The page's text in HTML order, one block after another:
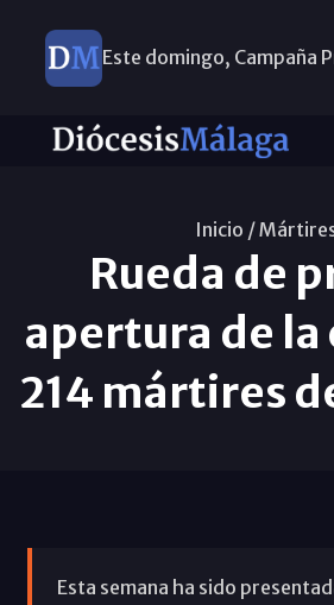
Este domingo, Campaña
Inicio /
Rueda de
apertura de la
214 mártires
Esta semana ha sido